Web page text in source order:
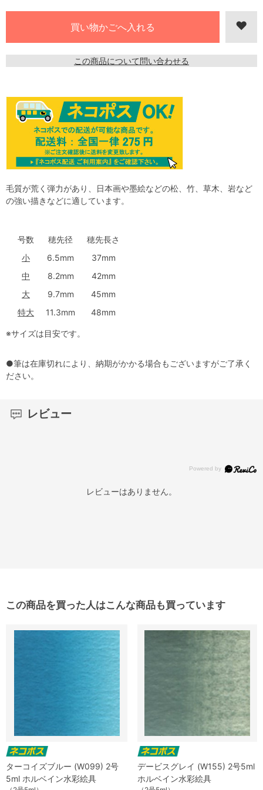
この商品について問い合わせる
毛質が荒く弾力があり、日本画や墨絵などの松、竹、草木、岩など
の強い描きなどに適しています。
号数 穂先径
穂先長さ
小
6.5mm
37mm
中
8.2mm
42mm
大
9.7mm
45mm
特大
11.3mm 48mm
※サイズは目安です。
●筆は在庫切れにより、納期がかかる場合もございますがご了承く
ださい。
レビュー
レビューはありません。
この商品を買った人はこんな商品も買っています
ターコイズブルー (W099) 2号
5ml ホルベイン水彩絵具
デービスグレイ (W155) 2号5ml
ホルベイン水彩絵具